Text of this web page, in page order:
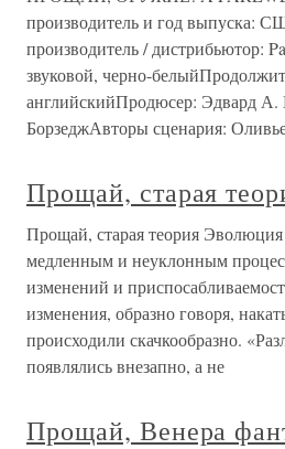
производитель и год выпуска:
производитель / дистрибьютор:
звуковой, черно-
английскийПродюсер: Эдвард А.
БорзеджАвторы сценария:
Прощай, старая
Прощай, старая теория
медленным и неуклонным
изменений и
изменения, образно говоря,
происходили скачкообразно.
появлялись внезапно, а не
Прощай, Венера